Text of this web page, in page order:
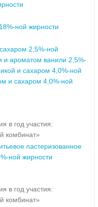
ной жирности
2,5%-ной
и ароматом ванили 2,5%-
и сахаром 4,0%-ной
и сахаром 4,0%-ной
в год участия:
комбинат»
пастеризованное
ной жирности
в год участия:
комбинат»